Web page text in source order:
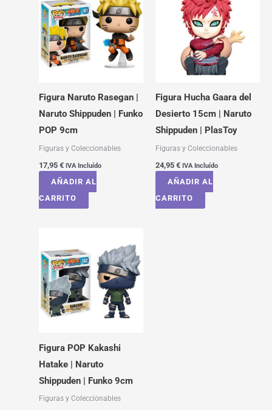
Figura Naruto Rasegan |
Naruto Shippuden | Funko
POP 9cm
Figuras y Coleccionables
17,95 € IVA Incluído
AÑADIR AL
CARRITO
Figura Hucha Gaara del
Desierto 15cm | Naruto
Shippuden | PlasToy
Figuras y Coleccionables
24,95 € IVA Incluído
AÑADIR AL
CARRITO
Figura POP Kakashi
Hatake | Naruto
Shippuden | Funko 9cm
Figuras y Coleccionables